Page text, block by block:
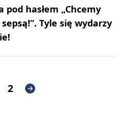
pod hasłem „Chcemy
Tyle się wydarzy
2